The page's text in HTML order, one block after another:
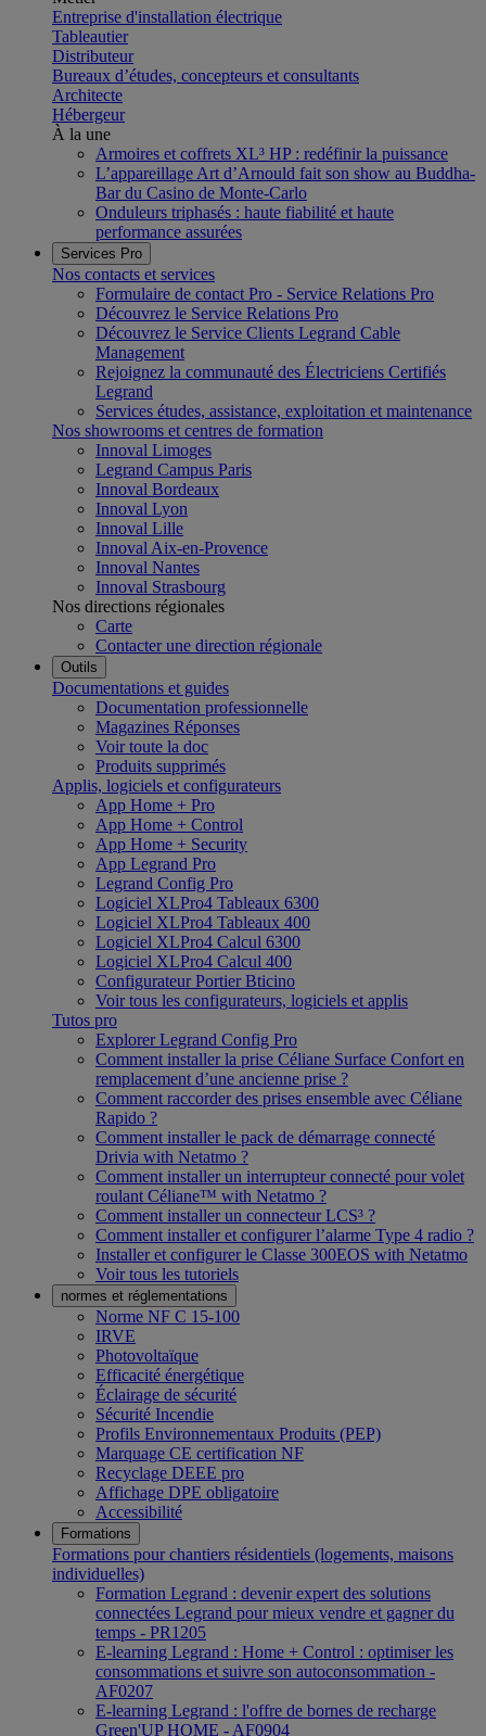
Entreprise d'installation électrique
Tableautier
Distributeur
Bureaux d’études, concepteurs et consultants
Architecte
Hébergeur
À la une
Armoires et coffrets XL³ HP : redéfinir la puissance
L’appareillage Art d’Arnould fait son show au Buddha-
Bar du Casino de Monte-Carlo
Onduleurs triphasés : haute fiabilité et haute
performance assurées
Services Pro
Nos contacts et services
Formulaire de contact Pro - Service Relations Pro
Découvrez le Service Relations Pro
Découvrez le Service Clients Legrand Cable
Management
Rejoignez la communauté des Électriciens Certifiés
Legrand
Services études, assistance, exploitation et maintenance
Nos showrooms et centres de formation
Innoval Limoges
Legrand Campus Paris
Innoval Bordeaux
Innoval Lyon
Innoval Lille
Innoval Aix-en-Provence
Innoval Nantes
Innoval Strasbourg
Nos directions régionales
Carte
Contacter une direction régionale
Outils
Documentations et guides
Documentation professionnelle
Magazines Réponses
Voir toute la doc
Produits supprimés
Applis, logiciels et configurateurs
App Home + Pro
App Home + Control
App Home + Security
App Legrand Pro
Legrand Config Pro
Logiciel XLPro4 Tableaux 6300
Logiciel XLPro4 Tableaux 400
Logiciel XLPro4 Calcul 6300
Logiciel XLPro4 Calcul 400
Configurateur Portier Bticino
Voir tous les configurateurs, logiciels et applis
Tutos pro
Explorer Legrand Config Pro
Comment installer la prise Céliane Surface Confort en
remplacement d’une ancienne prise ?
Comment raccorder des prises ensemble avec Céliane
Rapido ?
Comment installer le pack de démarrage connecté
Drivia with Netatmo ?
Comment installer un interrupteur connecté pour volet
roulant Céliane™ with Netatmo ?
Comment installer un connecteur LCS³ ?
Comment installer et configurer l’alarme Type 4 radio ?
Installer et configurer le Classe 300EOS with Netatmo
Voir tous les tutoriels
normes et réglementations
Norme NF C 15-100
IRVE
Photovoltaïque
Efficacité énergétique
Éclairage de sécurité
Sécurité Incendie
Profils Environnementaux Produits (PEP)
Marquage CE certification NF
Recyclage DEEE pro
Affichage DPE obligatoire
Accessibilité
Formations
Formations pour chantiers résidentiels (logements, maisons
individuelles)
Formation Legrand : devenir expert des solutions
connectées Legrand pour mieux vendre et gagner du
temps - PR1205
E-learning Legrand : Home + Control : optimiser les
consommations et suivre son autoconsommation -
AF0207
E-learning Legrand : l'offre de bornes de recharge
Green'UP HOME - AF0904